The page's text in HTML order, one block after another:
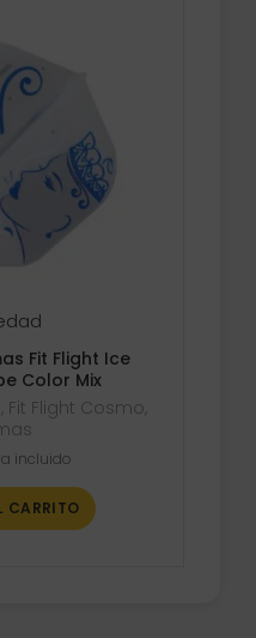
Fit Flight Ice
Color Mix
, Fit Flight Cosmo,
incluido
CARRITO